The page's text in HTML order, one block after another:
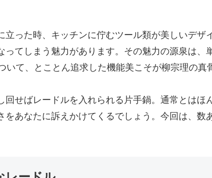
立った時、キッチンに佇むツール類が美しいデ
てしまう魅力があります。その魅力の源泉は
て、とことん追求した機能美こそが柳宗理の真
せばレードルを入れられる片手鍋。通常とは
あなたに訴えかけてくるでしょう。今回は、